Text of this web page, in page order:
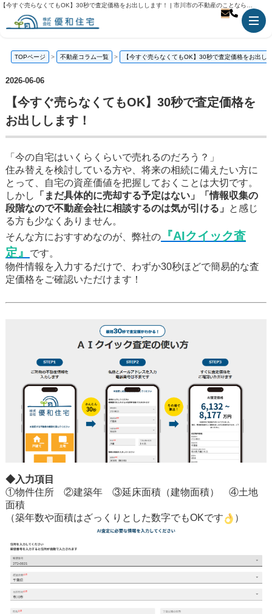
TOPページ 不動産コラム一覧 【今すぐ売らなくてもOK】30秒で査定価格をお出し
2026-06-06
【今すぐ売らなくてもOK】30秒で査定価格を
お出しします！
「今の自宅はいくらくらいで売れるのだろう？」
住み替えを検討している方や、将来の相続に備えたい方に
とって、自宅の資産価値を把握しておくことは大切です。
しかし
「まだ具体的に売却する予定はない」「情報収集の
段階なので不動産会社に相談するのは気が引ける」
と感じ
る方も少なくありません。
そんな方におすすめなのが、弊社の『AIクイック査
定』
です。
物件情報を入力するだけで、わずか30秒ほどで簡易的な査
定価格をご確認いただけます！
◆入力項目
①物件住所 ②建築年 ③延床面積（建物面積） ④土地
面積
（築年数や面積はざっくりとした数字でもOKです
）